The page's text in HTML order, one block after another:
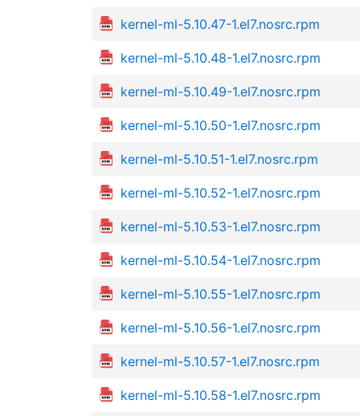
kernel-ml-5.10.47-1.el7.nosrc.rpm
kernel-ml-5.10.48-1.el7.nosrc.rpm
kernel-ml-5.10.49-1.el7.nosrc.rpm
kernel-ml-5.10.50-1.el7.nosrc.rpm
kernel-ml-5.10.51-1.el7.nosrc.rpm
kernel-ml-5.10.52-1.el7.nosrc.rpm
kernel-ml-5.10.53-1.el7.nosrc.rpm
kernel-ml-5.10.54-1.el7.nosrc.rpm
kernel-ml-5.10.55-1.el7.nosrc.rpm
kernel-ml-5.10.56-1.el7.nosrc.rpm
kernel-ml-5.10.57-1.el7.nosrc.rpm
kernel-ml-5.10.58-1.el7.nosrc.rpm